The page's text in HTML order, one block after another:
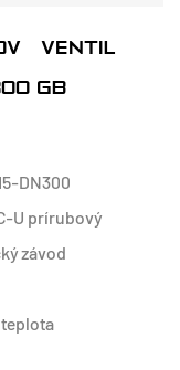
VENTIL
GB
DN300
U prírubový
závod